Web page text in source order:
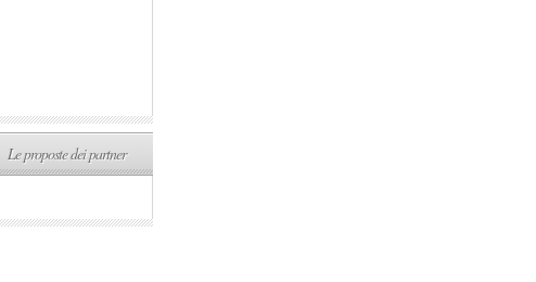
Le proposte dei partner